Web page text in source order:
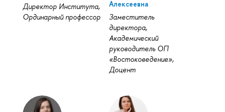
Директор Института,
Ординарный профессор
Алексеевна
Заместитель
директора,
Академический
руководитель ОП
«Востоковедение»,
Доцент